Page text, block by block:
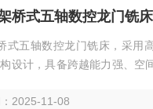
桥式五轴数控龙门铣床
式五轴数控龙门铣床，采用
设计，具备跨越能力强、空
与误差。支持铣、钻、镗、
2025-11-08